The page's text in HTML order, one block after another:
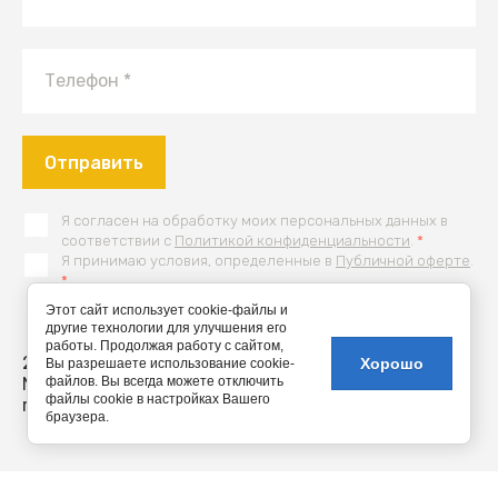
доски
2014-2026
NN.Supboard-
russia.ru
Не является
публичной офертой
Я согласен на обработку моих персональных данных в
соответствии с Политикой конфиденциальности. *
Я принимаю условия, определенные в Публичной оферте.
*
Отправить
Этот сайт использует cookie-файлы и
другие технологии для улучшения его
работы. Продолжая работу с сайтом,
Вы разрешаете использование cookie-
файлов. Вы всегда можете отключить
файлы cookie в настройках Вашего
браузера.
Хорошо